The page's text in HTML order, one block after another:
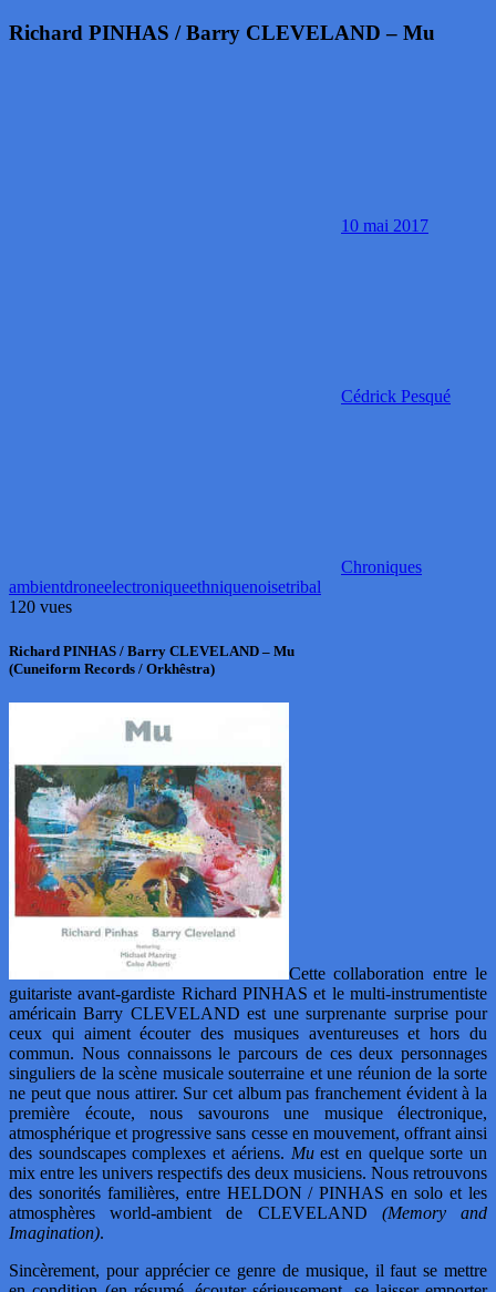
Richard PINHAS / Barry CLEVELAND – Mu
10 mai 2017
Cédrick Pesqué
Chroniques
ambientdroneelectroniqueethniquenoisetribal
120 vues
Richard PINHAS / Barry CLEVELAND – Mu
(Cuneiform Records / Orkhêstra)
Cette collaboration entre le
guitariste avant-gardiste Richard PINHAS et le multi-instrumentiste
américain Barry CLEVELAND est une surprenante surprise pour
ceux qui aiment écouter des musiques aventureuses et hors du
commun. Nous connaissons le parcours de ces deux personnages
singuliers de la scène musicale souterraine et une réunion de la sorte
ne peut que nous attirer. Sur cet album pas franchement évident à la
première écoute, nous savourons une musique électronique,
atmosphérique et progressive sans cesse en mouvement, offrant ainsi
des soundscapes complexes et aériens. Muest en quelque sorte un
mix entre les univers respectifs des deux musiciens. Nous retrouvons
des sonorités familières, entre HELDON / PINHAS en solo et les
atmosphères world-ambient de CLEVELAND (Memory and
Imagination).
Sincèrement, pour apprécier ce genre de musique, il faut se mettre